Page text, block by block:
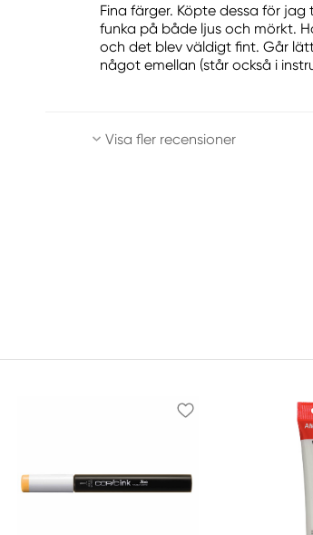
Fina färger. Köpte dessa för
funka på både ljus och mörkt.
och det blev väldigt fint. Går
något emellan (står också i
Visa fler recensioner